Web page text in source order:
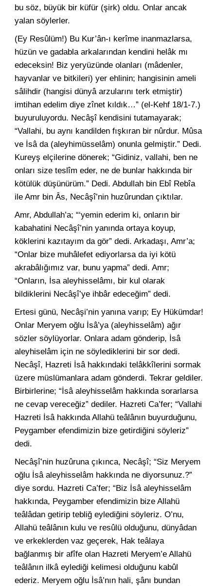
bu söz, büyük bir küfür (şirk) oldu. Onlar ancak
yalan söylerler.
(Ey Resûlüm!) Bu Kur’ân-ı kerîme inanmazlarsa,
hüzün ve gadabla arkalarından kendini helâk mı
edeceksin! Biz yeryüzünde olanları (mâdenler,
hayvanlar ve bitkileri) yer ehlinin; hangisinin ameli
sâlihdir (hangisi dünyâ arzularını terk etmiştir)
imtihan edelim diye zînet kıldık…” (el-Kehf 18/1-7.)
buyuruluyordu. Necâşî kendisini tutamayarak;
“Vallahi, bu aynı kandilden fışkıran bir nûrdur. Mûsa
ve İsâ da (aleyhimüsselâm) onunla gelmiştir.” Dedi.
Kureyş elçilerine dönerek; “Gidiniz, vallahi, ben ne
onları size teslîm eder, ne de bunlar hakkında bir
kötülük düşünürüm.” Dedi. Abdullah bin Ebî Rebîa
ile Amr bin Âs, Necâşî’nin huzûrundan çıktılar.
Amr, Abdullah’a; “‘yemin ederim ki, onların bir
kabahatini Necâşî’nin yanında ortaya koyup,
köklerini kazıtayım da gör” dedi. Arkadaşı, Amr’a;
“Onlar bize muhâlefet ediyorlarsa da iyi kötü
akrabâlığımız var, bunu yapma” dedi. Amr;
“Onların, İsa aleyhisselâmı, bir kul olarak
bildiklerini Necâşî’ye ihbâr edeceğim” dedi.
Ertesi günü, Necâşi’nin yanına varıp; Ey Hükümdar!
Onlar Meryem oğlu İsâ’ya (aleyhisselâm) ağır
sözler söylüyorlar. Onlara adam gönderip, İsâ
aleyhiselâm için ne söylediklerini bir sor dedi.
Necâşî, Hazreti İsâ hakkındaki telâkkîlerini sormak
üzere müslümanlara adam gönderdi. Tekrar geldiler.
Birbirlerine; “İsâ aleyhisselâm hakkında sorarlarsa
ne cevap vereceğiz” dediler. Hazreti Ca’fer; “Vallahi
Hazreti İsâ hakkında Allahü teâlânın buyurduğunu,
Peygamber efendimizin bize getirdiğini söyleriz”
dedi.
Necâşî’nin huzûruna çıkınca, Necâşî; “Siz Meryem
oğlu İsâ aleyhisselâm hakkında ne diyorsunuz.?”
diye sordu. Hazreti Ca’fer; “Biz İsâ aleyhisselâm
hakkında, Peygamber efendimizin bize Allahü
teâlâdan getirip tebliğ eylediğini söyleriz. O’nu,
Allahü teâlânın kulu ve resûlü olduğunu, dünyâdan
ve erkeklerden vaz geçerek, Hak teâlaya
bağlanmış bir afîfe olan Hazreti Meryem’e Allahü
teâlânın ilkâ eylediği kelimesi olduğunu kabûl
ederiz. Meryem oğlu İsâ’nın hali, şânı bundan